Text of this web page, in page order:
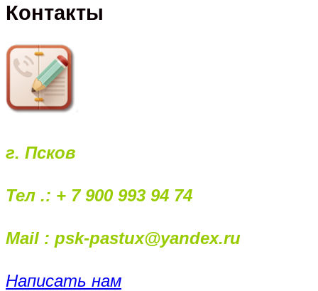
Контакты
г. Псков
Тел .: + 7 900 993 94 74
Mail : psk-pastux@yandex.ru
Написать нам